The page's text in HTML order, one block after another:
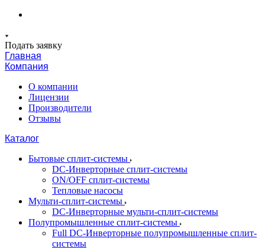
Подать заявку
Главная
Компания
О компании
Лицензии
Производители
Отзывы
Каталог
Бытовые сплит-системы
DC-Инверторные сплит-системы
ON/OFF сплит-системы
Тепловые насосы
Мульти-сплит-системы
DC-Инверторные мульти-сплит-системы
Полупромышленные сплит-системы
Full DC-Инверторные полупромышленные сплит-
системы